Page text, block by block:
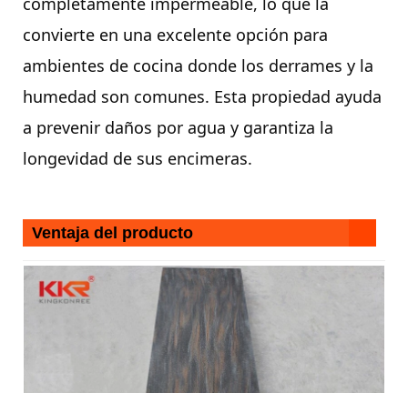
convierte en una excelente opción para
ambientes de cocina donde los derrames y la
humedad son comunes. Esta propiedad ayuda
a prevenir daños por agua y garantiza la
longevidad de sus encimeras.
Ventaja del producto